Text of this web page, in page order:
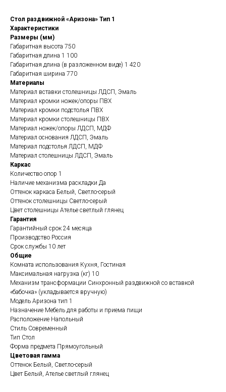
Стол раздвижной «Аризона» Тип 1
Характеристики
Размеры (мм)
Габаритная высота 750
Габаритная длина 1 100
Габаритная длина (в разложенном виде) 1 420
Габаритная ширина 770
Материалы
Материал вставки столешницы ЛДСП, Эмаль
Материал кромки ножек/опоры ПВХ
Материал кромки подстолья ПВХ
Материал кромки столешницы ПВХ
Материал ножек/опоры ЛДСП, МДФ
Материал основания ЛДСП, Эмаль
Материал подстолья ЛДСП, МДФ
Материал столешницы ЛДСП, Эмаль
Каркас
Количество опор 1
Наличие механизма раскладки Да
Оттенок каркаса Белый, Светло-серый
Оттенок столешницы Светло-серый
Цвет столешницы Ателье светлый глянец
Гарантия
Гарантийный срок 24 месяца
Производство Россия
Срок службы 10 лет
Общие
Комната использования Кухня, Гостиная
Максимальная нагрузка (кг) 10
Механизм трансформации Синхронный раздвижной со вставкой
«бабочка» (укладывается вручную)
Модель Аризона тип 1
Назначение Мебель для работы и приема пищи
Расположение Напольный
Стиль Современный
Тип Стол
Форма предмета Прямоугольный
Цветовая гамма
Оттенок Белый, Светло-серый
Цвет Белый, Ателье светлый глянец